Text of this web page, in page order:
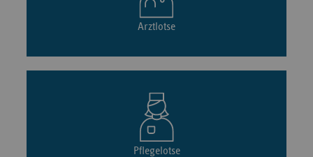
Arztlotse
Pflegelotse